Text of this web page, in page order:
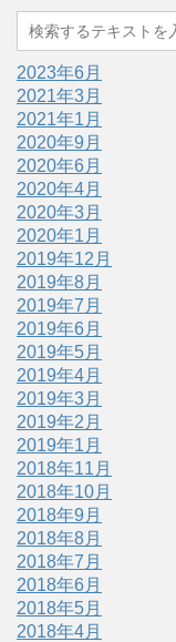
2023年6月
2021年3月
2021年1月
2020年9月
2020年6月
2020年4月
2020年3月
2020年1月
2019年12月
2019年8月
2019年7月
2019年6月
2019年5月
2019年4月
2019年3月
2019年2月
2019年1月
2018年11月
2018年10月
2018年9月
2018年8月
2018年7月
2018年6月
2018年5月
2018年4月